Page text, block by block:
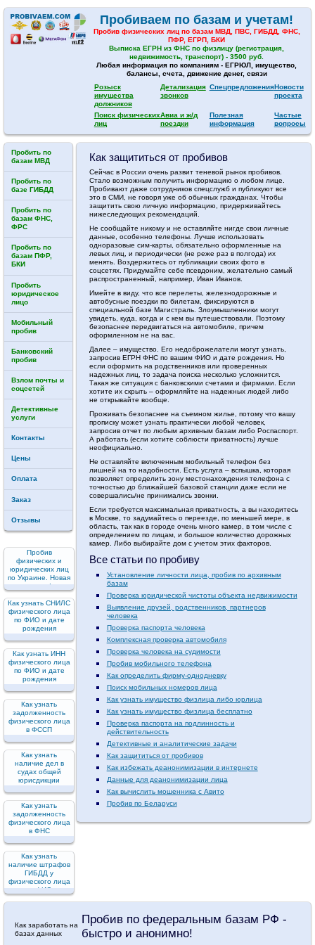
Пробиваем по базам и учетам!
Пробив физических лиц по базам МВД, ПВС, ГИБДД, ФНС,
ПФР, ЕГРП, БКИ
Выписка ЕГРН из ФНС по физлицу (регистрация,
недвижимость, транспорт) - 3500 руб.
Любая информация по компаниям - ЕГРЮЛ, имущество,
балансы, счета, движение денег, связи
Розыск
имущества
должников
Детализация
звонков
СпецпредложенияНовости
проекта
Поиск физических
лиц
Авиа и ж/д
поездки
Полезная
информация
Частые
вопросы
Как защититься от пробивов
Сейчас в России очень развит теневой рынок пробивов.
Стало возможным получить информацию о любом лице.
Пробивают даже сотрудников спецслужб и публикуют все
это в СМИ, не говоря уже об обычных гражданах. Чтобы
защитить свою личную информацию, придерживайтесь
нижеследующих рекомендаций.
Не сообщайте никому и не оставляйте нигде свои личные
данные, особенно телефоны. Лучше использовать
одноразовые сим-карты, обязательно оформленные на
левых лиц, и периодически (не реже раз в полгода) их
менять. Воздержитесь от публикации своих фото в
соцсетях. Придумайте себе псевдоним, желательно самый
распространенный, например, Иван Иванов.
Имейте в виду, что все перелеты, железнодорожные и
автобусные поездки по билетам, фиксируются в
специальной базе Магистраль. Злоумышленники могут
увидеть, куда, когда и с кем вы путешествовали. Поэтому
безопаснее передвигаться на автомобиле, причем
оформленном не на вас.
Далее – имущество. Его недоброжелатели могут узнать,
запросив ЕГРН ФНС по вашим ФИО и дате рождения. Но
если оформить на родственников или проверенных
надежных лиц, то задача поиска несколько усложнится.
Такая же ситуация с банковскими счетами и фирмами. Если
хотите их скрыть – оформляйте на надежных людей либо
не открывайте вообще.
Проживать безопаснее на съемном жилье, потому что вашу
прописку может узнать практически любой человек,
запросив отчет по любым архивным базам либо Роспаспорт.
А работать (если хотите соблюсти приватность) лучше
неофициально.
Не оставляйте включенным мобильный телефон без
лишней на то надобности. Есть услуга – вспышка, которая
позволяет определить зону местонахождения телефона с
точностью до ближайшей базовой станции даже если не
совершались/не принимались звонки.
Если требуется максимальная приватность, а вы находитесь
в Москве, то задумайтесь о переезде, по меньшей мере, в
область, так как в городе очень много камер, в том числе с
определением по лицам, и большое количество дорожных
камер. Либо выбирайте дом с учетом этих факторов.
Все статьи по пробиву
Установление личности лица, пробив по архивным
базам
Проверка юридической чистоты объекта недвижимости
Выявление друзей, родственников, партнеров
человека
Проверка паспорта человека
Комплексная проверка автомобиля
Проверка человека на судимости
Пробив мобильного телефона
Как определить фирму-однодневку
Поиск мобильных номеров лица
Как узнать имущество физлица либо юрлица
Как узнать имущество физлица бесплатно
Проверка паспорта на подлинность и
действительность
Детективные и аналитические задачи
Как защититься от пробивов
Как избежать деанонимизации в интернете
Данные для деанонимизации лица
Как вычислить мошенника с Авито
Пробив по Беларуси
Пробить по
базам МВД
Пробить по
базе ГИБДД
Пробить по
базам ФНС,
ФРС
Пробить по
базам ПФР,
БКИ
Пробить
юридическое
лицо
Мобильный
пробив
Банковский
пробив
Взлом почты и
соцсетей
Детективные
услуги
Контакты
Цены
Оплата
Заказ
Отзывы
Пробив
физических и
юридических лиц
по Украине. Новая
услуга!
Как узнать СНИЛС
физического лица
по ФИО и дате
рождения
Как узнать ИНН
физического лица
по ФИО и дате
рождения
Как узнать
задолженность
физического лица
в ФССП
Как узнать
наличие дел в
судах общей
юрисдикции
Как узнать
задолженность
физического лица
в ФНС
Как узнать
наличие штрафов
ГИБДД у
физического лица
по ФИО
Пробив по федеральным базам РФ -
быстро и анонимно!
Как заработать на
базах данных